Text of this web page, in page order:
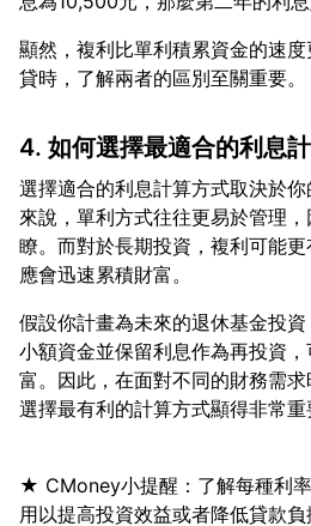
顯然，複利比單利積累資金的速
4. 如何選擇最適合的利息
選擇適合的利息計算方式取決於
來說，單利方式往往更易於管理
瞭。而對於長期投資，複利可能
假設你計畫為未來的退休基金投
小額資金並保留利息作為再投資
富。因此，在面對不同的財務需
★ CMoney小提醒：了解每種利